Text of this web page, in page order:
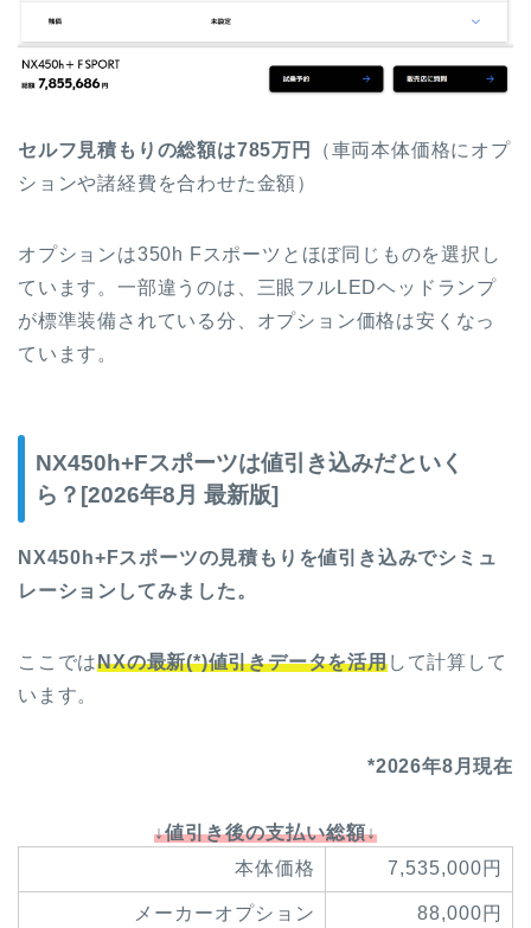
セルフ見積もりの総額は785万円
（車両本体価格にオプ
ションや諸経費を合わせた金額）
オプションは350h Fスポーツとほぼ同じものを選択し
ています。一部違うのは、三眼フルLEDヘッドランプ
が標準装備されている分、オプション価格は安くなっ
ています。
NX450h+Fスポーツは値引き込みだといく
ら？[2026年8月 最新版]
NX450h+Fスポーツの見積もりを値引き込みでシミュ
レーションしてみました。
ここではNXの最新(*)値引きデータを活用して計算して
います。
*2026年8月現在
↓値引き後の支払い総額↓
本体価格
7,535,000円
メーカーオプション 88,000円